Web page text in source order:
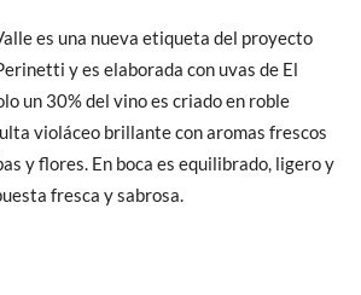
es una nueva etiqueta del proyecto
y es elaborada con uvas de El
un 30% del vino es criado en roble
violáceo brillante con aromas frescos
y flores. En boca es equilibrado, ligero y
fresca y sabrosa.